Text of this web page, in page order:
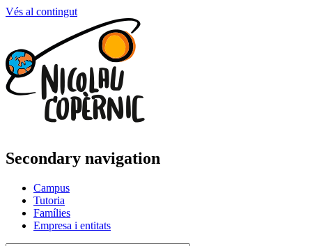
Vés al contingut
Secondary navigation
Campus
Tutoria
Famílies
Empresa i entitats